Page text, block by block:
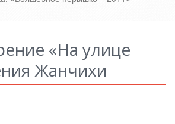
«На улице
Жанчихи